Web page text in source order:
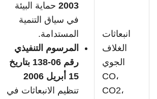
انبعاثات
الغلاف
الجوي
CO،
CO2،
2003 حماية البيئة
في سياق التنمية
المستدامة.
المرسوم التنفيذي
رقم 06-138 بتاريخ
15 أبريل 2006
تنظيم الانبعاثات في